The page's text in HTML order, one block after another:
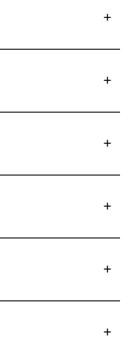
+
+
+
+
+
+